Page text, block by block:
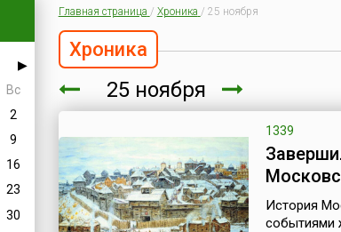
▶
Вс
2
9
16
23
30
Главная страница / Хроника / 25 ноября
Хроника
25 ноября
1339
История
событиями